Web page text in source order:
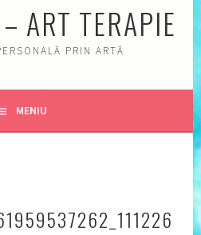
ART TERAPIE
PRIN ARTĂ
MENIU